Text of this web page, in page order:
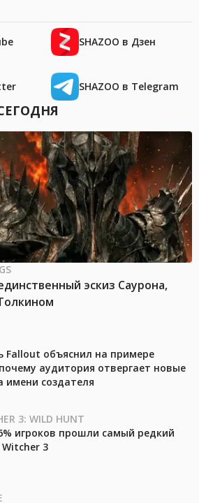
SHAZOO в Дзен
SHAZOO в Telegram
эскиз Саурона,
Fallout объяснил на примере
аудитория отвергает новые
имени создателя
3: WILD HUNT
игроков прошли самый редкий
Witcher 3